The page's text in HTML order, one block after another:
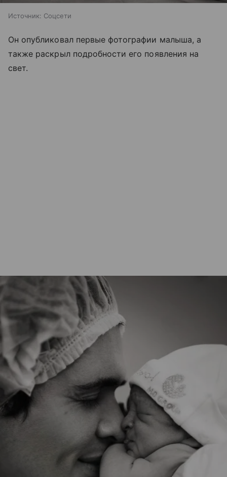
Источник: Соцсети
Он опубликовал первые фотографии малыша, а
также раскрыл подробности его появления на
свет.